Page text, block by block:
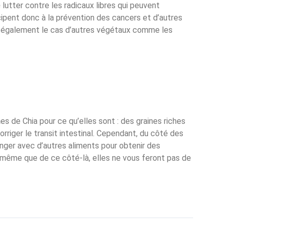
contre les radicaux libres qui peuvent
donc à la prévention des cancers et d’autres
le cas d’autres végétaux comme les
de Chia pour ce qu’elles sont : des graines riches
le transit intestinal. Cependant, du côté des
avec d’autres aliments pour obtenir des
que de ce côté-là, elles ne vous feront pas de